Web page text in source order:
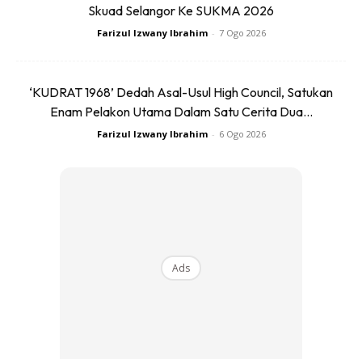
Hasil pelaburan ini mula kelihatan bukan hanya dengan
kali pertama pada tahun lepas.
“Selamat Jahanam Liga Malaysia, ” Hardi
Skuad Selangor Ke SUKMA 2026
Farizul Izwany Ibrahim - 7 Ogo 2026
‘KUDRAT 1968’ Dedah Asal-Usul High Council, Satukan
Enam Pelakon Utama Dalam Satu Cerita Dua...
Farizul Izwany Ibrahim - 6 Ogo 2026
Ads